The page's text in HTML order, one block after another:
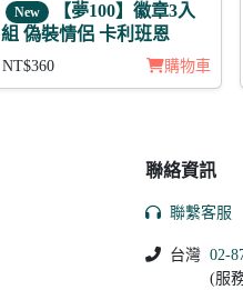
New 【夢100】徽章3入
組 偽裝情侶 卡利班恩
NT$360 購物車
聯絡資訊
聯繫客服
台灣 02-
(服